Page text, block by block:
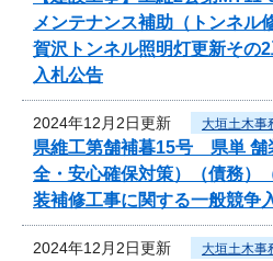
メンテナンス補助（トンネル
賀沢トンネル照明灯更新その
入札公告
2024年12月2日更新 大垣土木事
県維工第舗補暮15号 県単 舗
全・安心確保対策）（債務
装補修工事に関する一般競争
2024年12月2日更新 大垣土木事